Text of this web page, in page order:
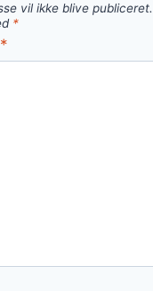
vil ikke blive publiceret.
*
*